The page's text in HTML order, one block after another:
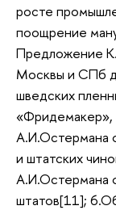
росте
поощрение
Предложение
Москвы и СПб
шведских
А.И.Остермана
и штатских
А.И.Остермана
штатов[11];